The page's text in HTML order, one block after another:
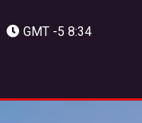
GMT -5 8:34